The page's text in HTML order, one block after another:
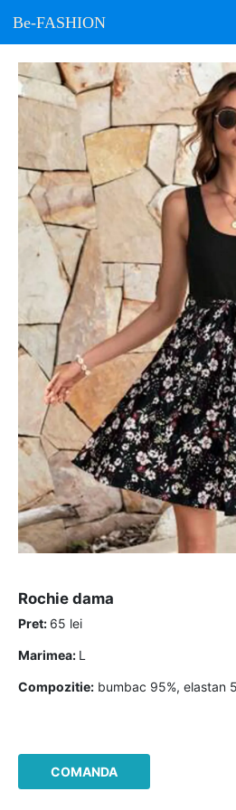
Be-FASHION
rochie dama
Pret: 65 lei
Marimea: L
Compozitie: bumbac 95%, elastan
COMANDA